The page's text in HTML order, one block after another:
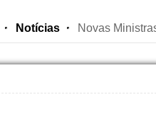
Notícias Novas